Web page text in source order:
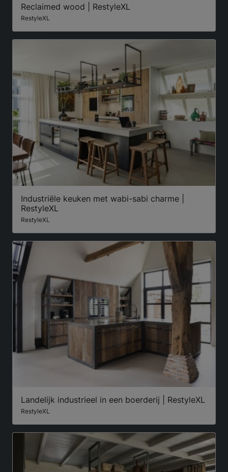
Reclaimed wood | RestyleXL
RestyleXL
Industriële keuken met wabi-sabi charme |
RestyleXL
RestyleXL
Landelijk industrieel in een boerderij | RestyleXL
RestyleXL